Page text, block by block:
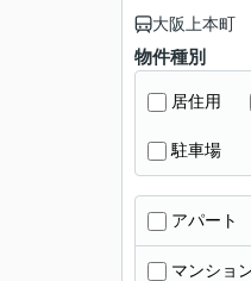
大阪上本町
物件種別
居住用
駐車場
アパート
マンショ